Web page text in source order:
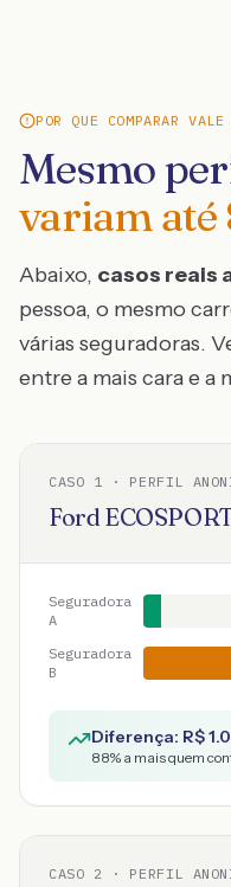
POR QUE COMPARAR
Mesmo
variam até
Abaixo, casos reais
pessoa, o mesmo
várias seguradoras.
entre a mais cara e a
CASO 1 · PERFIL
Ford
Seguradora
A
Seguradora
B
Diferença: R$
88% a mais quem
CASO 2 · PERFIL